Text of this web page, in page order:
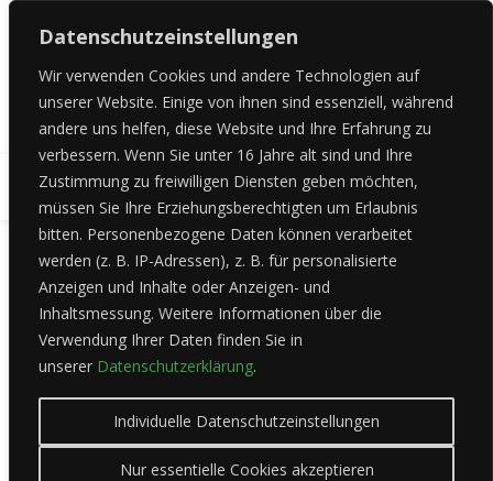
Datenschutzeinstellungen
Wir verwenden Cookies und andere Technologien auf
unserer Website. Einige von ihnen sind essenziell, während
andere uns helfen, diese Website und Ihre Erfahrung zu
verbessern. Wenn Sie unter 16 Jahre alt sind und Ihre
Zustimmung zu freiwilligen Diensten geben möchten,
müssen Sie Ihre Erziehungsberechtigten um Erlaubnis
bitten. Personenbezogene Daten können verarbeitet
werden (z. B. IP-Adressen), z. B. für personalisierte
Anzeigen und Inhalte oder Anzeigen- und
Inhaltsmessung. Weitere Informationen über die
Verwendung Ihrer Daten finden Sie in
unserer Datenschutzerklärung.
Individuelle Datenschutzeinstellungen
Nur essentielle Cookies akzeptieren
MENU
Spanischlehrkräfte